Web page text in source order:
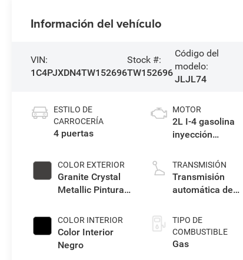
Información del vehículo
VIN:
1C4PJXDN4TW152696
Stock #:
TW152696
Código del
modelo:
JLJL74
ESTILO DE
CARROCERÍA
4 puertas
COLOR EXTERIOR
Granite Crystal
Metallic Pintura
Transparente
COLOR INTERIOR
Color Interior
Negro
MOTOR
2L I-4 gasolina
inyección
turbo
intercooler,
premium sin
TRANSMISIÓN
Transmisión
automática de
TIPO DE
COMBUSTIBLE
Gas